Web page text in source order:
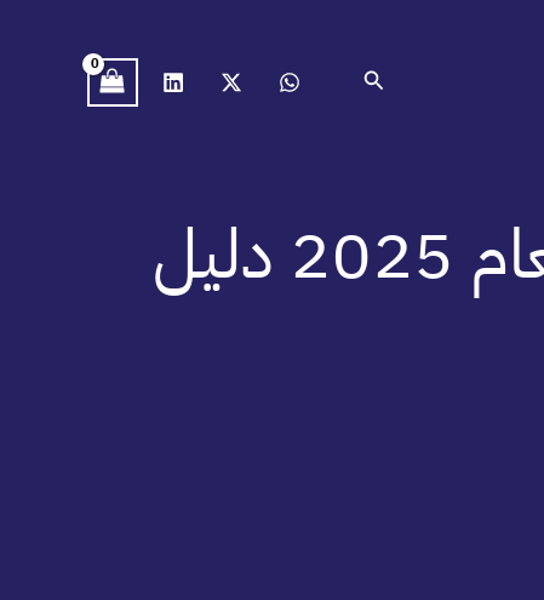
البحث
الرسالة العلمية بجامعة الأمير سطام لعام 2025 دليل